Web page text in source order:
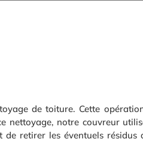
de toiture. Cette
notre couvreur
retirer les éventuels résidus